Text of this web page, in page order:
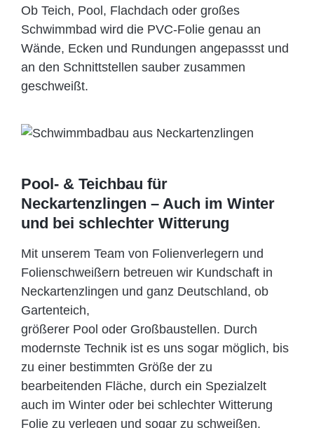
Ob Teich, Pool, Flachdach oder großes
Schwimmbad wird die PVC-Folie genau an
Wände, Ecken und Rundungen angepassst und
an den Schnittstellen sauber zusammen
geschweißt.
Pool- & Teichbau für
Neckartenzlingen – Auch im Winter
und bei schlechter Witterung
Mit unserem Team von Folienverlegern und
Folien­schweißern betreuen wir Kundschaft in
Neckartenzlingen und ganz Deutschland, ob
Gartenteich,
größerer Pool oder Großbaustellen. Durch
modernste Technik ist es uns sogar möglich, bis
zu einer bestimmten Größe der zu
bearbeitenden Fläche, durch ein Spezi­alzelt
auch im Winter oder bei schlechter Witterung
Folie zu verlegen und sogar zu schweißen.